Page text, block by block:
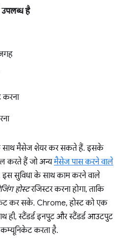
है
साथ मैसेज शेयर कर सकते हैं. इसके
करते हैं जो अन्यमैसेज पास करने वाले
इस सुविधा के साथ काम करने वाले
होस्टरजिस्टर करना होगा, ताकि
कर सके. Chrome, होस्ट को एक
ही, स्टैंडर्ड इनपुट और स्टैंडर्ड आउटपुट
करता है.